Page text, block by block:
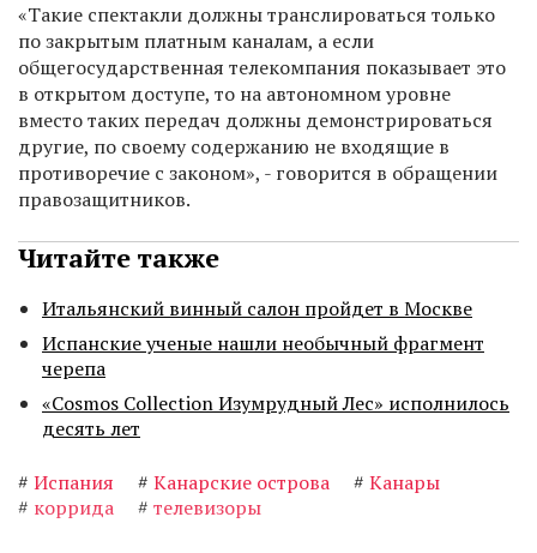
«Такие спектакли должны транслироваться только
по закрытым платным каналам, а если
общегосударственная телекомпания показывает это
в открытом доступе, то на автономном уровне
вместо таких передач должны демонстрироваться
другие, по своему содержанию не входящие в
противоречие с законом», - говорится в обращении
правозащитников.
Читайте также
Итальянский винный салон пройдет в Москве
Испанские ученые нашли необычный фрагмент
черепа
«Cosmos Collection Изумрудный Лес» исполнилось
десять лет
# Испания # Канарские острова # Канары
# коррида # телевизоры